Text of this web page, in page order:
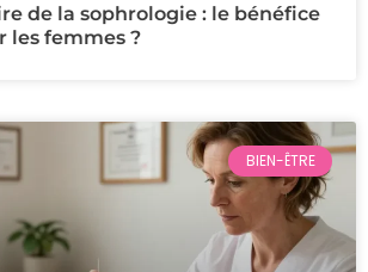
de la sophrologie : le bénéfice
les femmes ?
BIEN-ÊTRE